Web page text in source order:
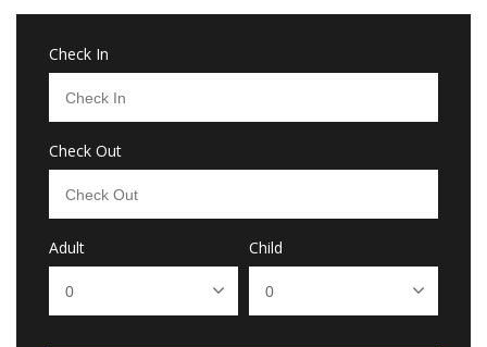
Check In
Check Out
Adult Child